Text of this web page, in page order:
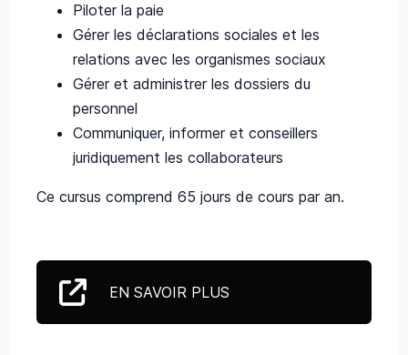
Piloter la paie
Gérer les déclarations sociales et les
relations avec les organismes sociaux
Gérer et administrer les dossiers du
personnel
Communiquer, informer et conseillers
juridiquement les collaborateurs
Ce cursus comprend 65 jours de cours par an.
EN SAVOIR PLUS